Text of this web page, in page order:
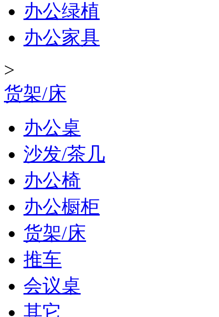
办公绿植
办公家具
>
货架/床
办公桌
沙发/茶几
办公椅
办公橱柜
货架/床
推车
会议桌
其它